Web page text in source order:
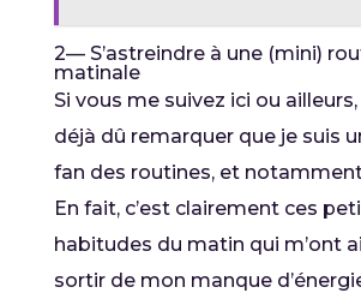
2— S’astreindre à une (mini)
matinale
Si vous me suivez ici ou
déjà dû remarquer que je suis
fan des routines, et
En fait, c’est clairement ces
habitudes du matin qui m’ont
sortir de mon manque